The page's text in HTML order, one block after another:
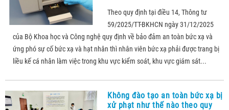
Theo quy định tại điều 14, Thông tư
59/2025/TT-BKHCN ngày 31/12/2025
của Bộ Khoa học và Công nghệ quy định về bảo đảm an toàn bức xạ và
ứng phó sự cố bức xạ và hạt nhân thì nhân viên bức xạ phải được trang bị
liều kế cá nhân làm việc trong khu vực kiểm soát, khu vực giám sát...
Không đào tạo an toàn bức xạ bị
xử phạt như thế nào theo quy